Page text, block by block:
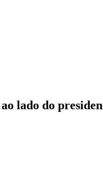
lado do